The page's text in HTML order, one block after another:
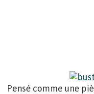
Pensé comme une